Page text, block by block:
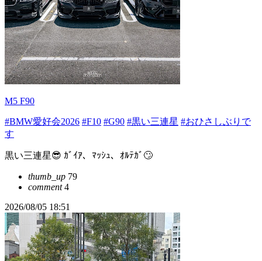
M5 F90
#BMW愛好会2026 #F10 #G90 #黒い三連星 #おひさしぶりで
す
黒い三連星😎 ｶﾞｲｱ、ﾏｯｼｭ、ｵﾙﾃｶﾞ🙄
thumb_up 79
comment4
2026/08/05 18:51